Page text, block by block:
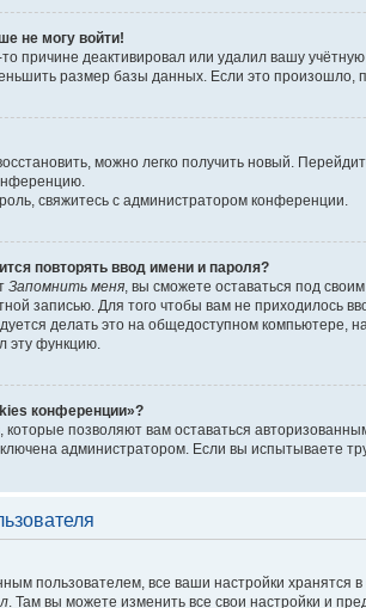
не могу войти!
причине деактивировал или удалил вашу
размер базы данных. Если это произошло,
можно легко получить новый.
свяжитесь с администратором конференции.
повторять ввод имени и пароля?
Запомнить меня , вы сможете оставаться под
записью. Для того чтобы вам не приходилось
делать это на общедоступном компьютере,
эту функцию.
конференции»?
позволяют вам оставаться
администратором. Если вы испытываете
пользователем, все ваши настройки
. Там вы можете изменить все свои настройки и